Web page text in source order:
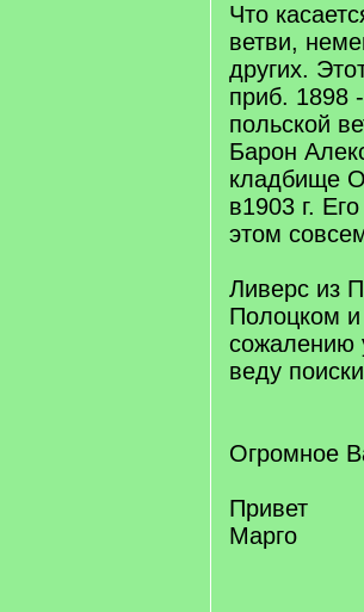
Что
ветви,
других.
приб. 1898
польской
Барон
кладбище
в1903 г.
этом
Ливерс из
Полоцком
сожалению
веду
Огромное
Привет
Марго